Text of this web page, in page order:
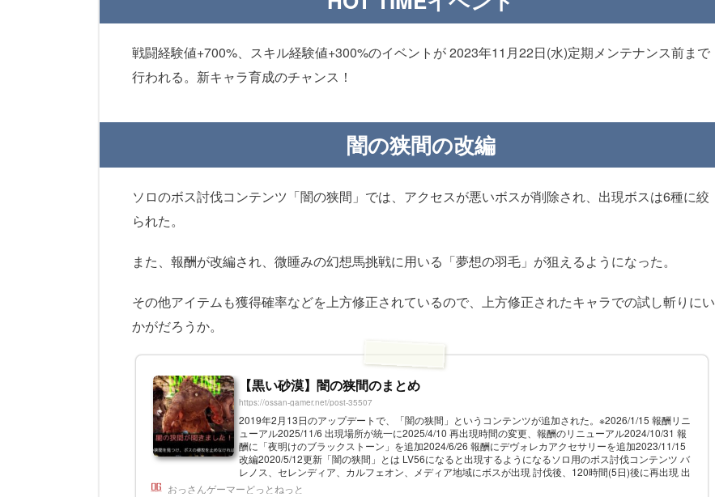
戦闘経験値+700%、スキル経験値+300%のイベントが 2023年11月22日(水)定期メンテナンス前まで
行われる。新キャラ育成のチャンス！
闇の狭間の改編
ソロのボス討伐コンテンツ「闇の狭間」では、アクセスが悪いボスが削除され、出現ボスは6種に絞
られた。
また、報酬が改編され、微睡みの幻想馬挑戦に用いる「夢想の羽毛」が狙えるようになった。
その他アイテムも獲得確率などを上方修正されているので、上方修正されたキャラでの試し斬りにい
かがだろうか。
【黒い砂漠】闇の狭間のまとめ
https://ossan-gamer.net/post-35507
2019年2月13日のアップデートで、「闇の狭間」というコンテンツが追加された。※2026/1/15 報酬リニ
ューアル2025/11/6 出現場所が統一に2025/4/10 再出現時間の変更、報酬のリニューアル2024/10/31 報
酬に「夜明けのブラックストーン」を追加2024/6/26 報酬にデヴォレカアクセサリーを追加2023/11/15
改編2020/5/12更新「闇の狭間」とは LV56になると出現するようになるソロ用のボス討伐コンテンツ バ
レノス、セレンディア、カルフェオン、メディア地域にボスが出現 討伐後、120時間(5日)後に再出現 出
現タイミングは見逃しても大丈夫 ...
おっさんゲーマーどっとねっと